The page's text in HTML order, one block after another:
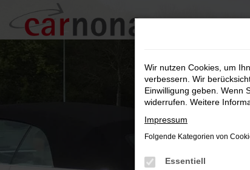
Zum
Hauptinhalt
springen
Wir nutzen Cookies, um
verbessern. Wir
Einwilligung geben. Wenn
widerrufen. Weitere
Impressum
Folgende Kategorien von
Essentiell